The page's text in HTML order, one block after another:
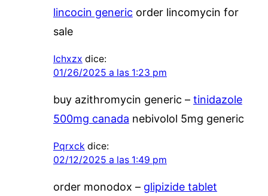
lincocin generic order lincomycin for
sale
Ichxzx dice:
01/26/2025 a las 1:23 pm
buy azithromycin generic – tinidazole
500mg canada nebivolol 5mg generic
Pqrxck dice:
02/12/2025 a las 1:49 pm
order monodox – glipizide tablet